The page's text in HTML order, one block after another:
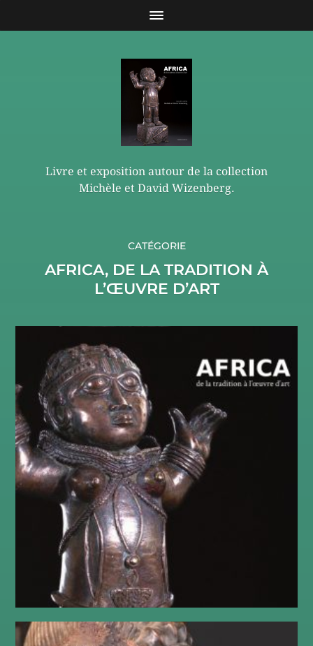
Livre et exposition autour de la collection
Michèle et David Wizenberg.
CATÉGORIE
AFRICA, DE LA TRADITION À
L’ŒUVRE D’ART